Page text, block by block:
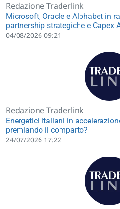
Redazione Traderlink
Microsoft, Oracle e Alphabet in
partnership strategiche e Capex
04/08/2026 09:21
Redazione Traderlink
Energetici italiani in
premiando il comparto?
24/07/2026 17:22